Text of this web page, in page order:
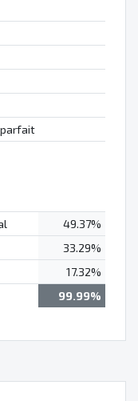
49.37%
33.29%
17.32%
99.99%